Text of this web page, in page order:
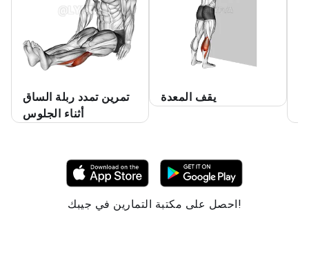
تمرين تمدد ربلة الساق
أثناء الجلوس
يقف المعدة
احصل على مكتبة التمارين في جيبك!